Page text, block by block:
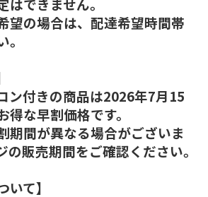
できません。
望の場合は、配達希望時間帯
ン付きの商品は2026年7月15
得な早割価格です。
期間が異なる場合がございま
の販売期間をご確認ください。
いて】